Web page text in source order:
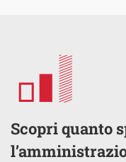
Scopri quanto